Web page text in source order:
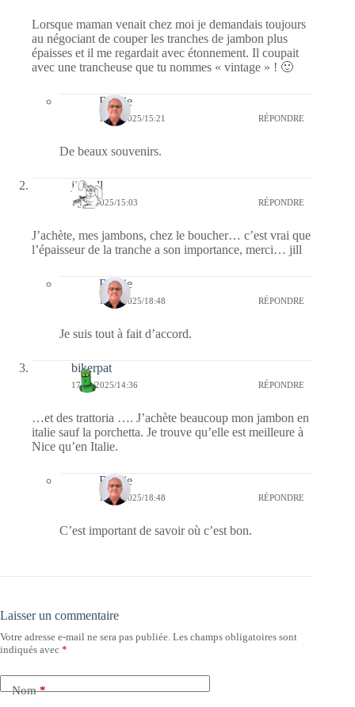
Lorsque maman venait chez moi je demandais toujours
au négociant de couper les tranches de jambon plus
épaisses et il me regardait avec étonnement. Il coupait
avec une trancheuse que tu nommes « vintage » ! 🙂
Bernie
19/03/2025/15:21 RÉPONDRE
De beaux souvenirs.
jill bill
17/03/2025/15:03 RÉPONDRE
J’achète, mes jambons, chez le boucher… c’est vrai que
l’épaisseur de la tranche a son importance, merci… jill
Bernie
17/03/2025/18:48 RÉPONDRE
Je suis tout à fait d’accord.
bikerpat
17/03/2025/14:36 RÉPONDRE
…et des trattoria …. J’achète beaucoup mon jambon en
italie sauf la porchetta. Je trouve qu’elle est meilleure à
Nice qu’en Italie.
Bernie
17/03/2025/18:48 RÉPONDRE
C’est important de savoir où c’est bon.
Laisser un commentaire
Votre adresse e-mail ne sera pas publiée. Les champs obligatoires sont
indiqués avec *
Nom*